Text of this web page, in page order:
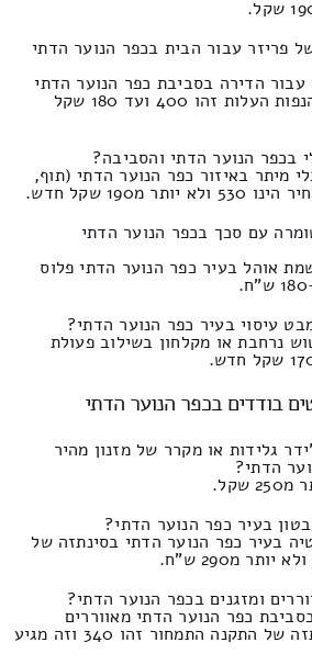
פריזר עבור הבית בכפר הנוער הדתי
הדירה בסביבת כפר הנוער הדתי
בהוספת עבודת הרמה והנפות העלות זהו 400 ועד 180 שקל
בכפר הנוער הדתי והסביבה?
מיתר באיזור כפר הנוער הדתי (תוף,
מ190 שקל חדש.
עם סכך בכפר הנוער הדתי
אוהל בעיר כפר הנוער הדתי פלוס
עיסוי בעיר כפר הנוער הדתי?
נרחבת או מקלחון בשילוב פעולת
בודדים בכפר הנוער הדתי
גלידות או מקרר של מזנון מהיר
הדתי?
בעיר כפר הנוער הדתי?
בעיר כפר הנוער הדתי בסינתזה של
ומזגנים בכפר הנוער הדתי?
כפר הנוער הדתי מאווררים
ומזגנים פשוט לא בסינתזה של התקנה התמחור זהו 340 וזה מגיע